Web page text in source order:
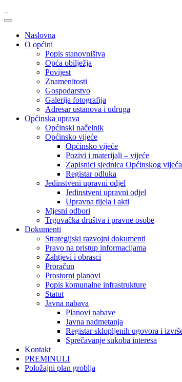
Naslovna
O općini
Popis stanovništva
Opća obilježja
Povijest
Znamenitosti
Gospodarstvo
Galerija fotografija
Adresar ustanova i udruga
Općinska uprava
Općinski načelnik
Općinsko vijeće
Općinsko vijeće
Pozivi i materijali – vijeće
Zapisnici sjednica Općinskog vijeća
Registar odluka
Jedinstveni upravni odjel
Jedinstveni upravni odjel
Upravna tijela i akti
Mjesni odbori
Trgovačka društva i pravne osobe
Dokumenti
Strategijski razvojni dokumenti
Pravo na pristup informacijama
Zahtjevi i obrasci
Proračun
Prostorni planovi
Popis komunalne infrastrukture
Statut
Javna nabava
Planovi nabave
Javna nadmetanja
Registar sklopljenih ugovora i
Sprečavanje sukoba interesa
Kontakt
PREMINULI
Položajni plan groblja